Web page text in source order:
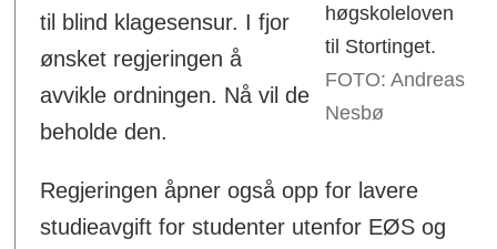
høgskoleloven
til Stortinget.
FOTO: Andreas
Nesbø
til blind klagesensur. I fjor
ønsket regjeringen å
avvikle ordningen. Nå vil de
beholde den.
Regjeringen åpner også opp for lavere
studieavgift for studenter utenfor EØS og